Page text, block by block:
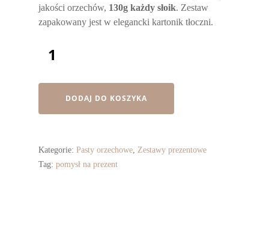
jakości orzechów, 130g każdy słoik. Zestaw
zapakowany jest w elegancki kartonik tłoczni.
DODAJ DO KOSZYKA
Kategorie: Pasty orzechowe Zestawy prezentowe
Tag: pomysł na prezent